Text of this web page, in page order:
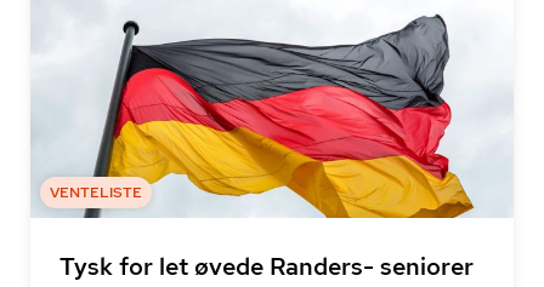
VENTELISTE
Tysk for let øvede Randers- seniorer